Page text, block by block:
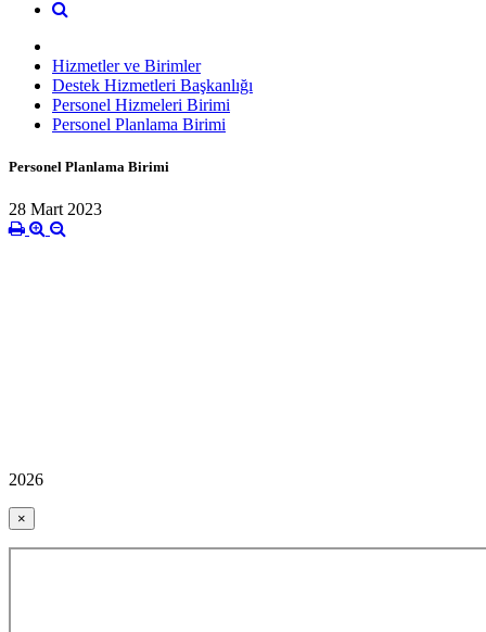
Hizmetler ve Birimler
Destek Hizmetleri Başkanlığı
Personel Hizmeleri Birimi
Personel Planlama Birimi
Personel Planlama Birimi
28 Mart 2023
2026
×